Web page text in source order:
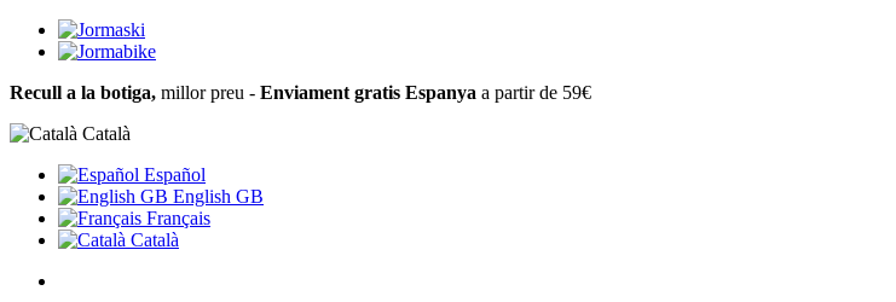
Recull a la botiga, millor preu - Enviament gratis Espanya a partir de 59€
Català
Español
English GB
Français
Català